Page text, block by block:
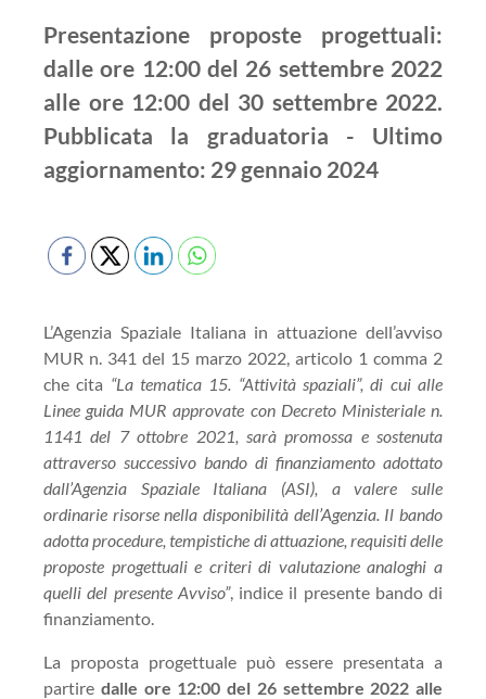
Presentazione proposte progettuali:
dalle ore 12:00 del 26 settembre 2022
alle ore 12:00 del 30 settembre 2022.
Pubblicata la graduatoria - Ultimo
aggiornamento: 29 gennaio 2024
L’Agenzia Spaziale Italiana in attuazione dell’avviso
MUR n. 341 del 15 marzo 2022, articolo 1 comma 2
che cita “La tematica 15. “Attività spaziali”, di cui alle
Linee guida MUR approvate con Decreto Ministeriale n.
1141 del 7 ottobre 2021, sarà promossa e sostenuta
attraverso successivo bando di finanziamento adottato
dall’Agenzia Spaziale Italiana (ASI), a valere sulle
ordinarie risorse nella disponibilità dell’Agenzia. Il bando
adotta procedure, tempistiche di attuazione, requisiti delle
proposte progettuali e criteri di valutazione analoghi a
quelli del presente Avviso”, indice il presente bando di
finanziamento.
La proposta progettuale può essere presentata a
partire dalle ore 12:00 del 26 settembre 2022 alle